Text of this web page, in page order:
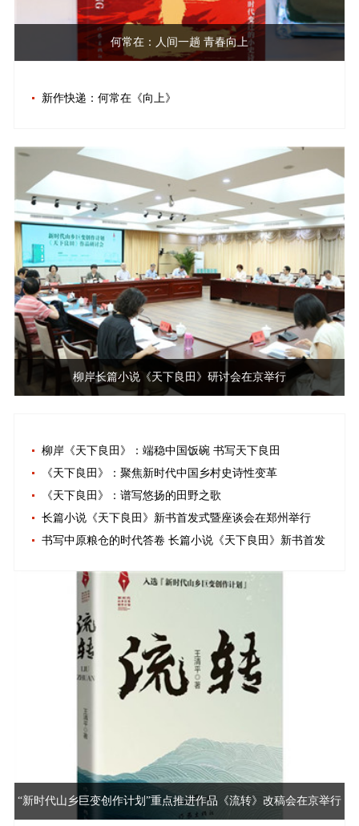
何常在：人间一趟 青春向上
新作快递：何常在《向上》
柳岸长篇小说《天下良田》研讨会在京举行
柳岸《天下良田》：端稳中国饭碗 书写天下良田
《天下良田》：聚焦新时代中国乡村史诗性变革
《天下良田》：谱写悠扬的田野之歌
长篇小说《天下良田》新书首发式暨座谈会在郑州举行
书写中原粮仓的时代答卷 长篇小说《天下良田》新书首发
“新时代山乡巨变创作计划”重点推进作品《流转》改稿会在京举行